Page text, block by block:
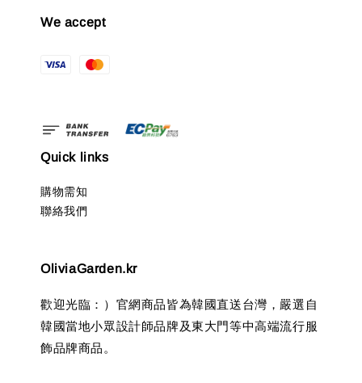
We accept
Quick links
購物需知
聯絡我們
OliviaGarden.kr
歡迎光臨：）官網商品皆為韓國直送台灣，嚴選自
韓國當地小眾設計師品牌及東大門等中高端流行服
飾品牌商品。